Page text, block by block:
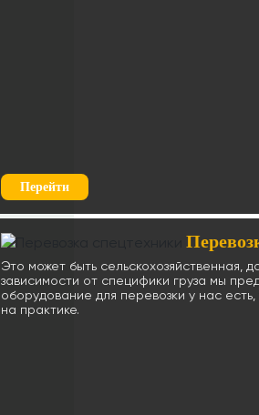
Перейти
Это может быть сельскохозяйственная,
зависимости от специфики груза мы
оборудование для перевозки у нас
на практике.